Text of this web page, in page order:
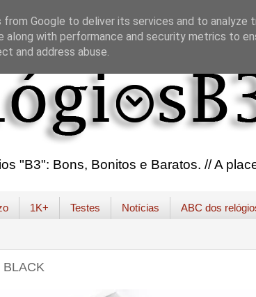
"B3": Bons, Bonitos e Baratos. // A
1K+ Testes Notícias ABC dos
Google to deliver its services and to analyze
along with performance and security metrics to
and address abuse.